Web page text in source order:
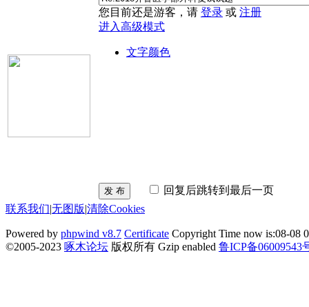
您目前还是游客，请 登录 或 注册
进入高级模式
文字颜色
发 布
回复后跳转到最后一页
联系我们|无图版|清除Cookies
Powered by phpwind v8.7 Certificate Copyright Time now is:08-08
©2005-2023 啄木论坛 版权所有 Gzip enabled 鲁ICP备06009543